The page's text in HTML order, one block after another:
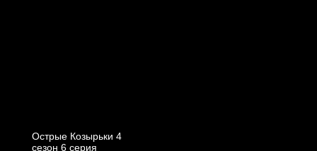
Острые Козырьки 4
cезон 6 cерия